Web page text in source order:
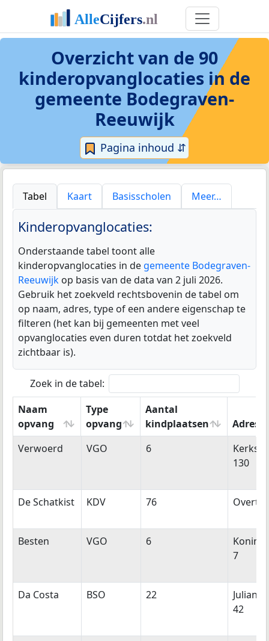
Overzicht van de 90
kinderopvanglocaties in de
gemeente Bodegraven-
Reeuwijk
Pagina inhoud ⇵
Tabel Kaart Basisscholen Meer…
Kinderopvanglocaties:
Onderstaande tabel toont alle
kinderopvanglocaties in de gemeente Bodegraven-
Reeuwijk op basis van de data van 2 juli 2026.
Gebruik het zoekveld rechtsbovenin de tabel om
op naam, adres, type of een andere eigenschap te
filteren (het kan bij gemeenten met veel
opvanglocaties even duren totdat het zoekveld
zichtbaar is).
Zoek in de tabel:
Naam
opvang
Type
opvang
Aantal
kindplaatsen
Adres
Naam
Type
Aantal
Adres
Verwoerd VGO 6
130
De Schatkist KDV 76
Besten VGO 6
7
Da Costa BSO 22
42